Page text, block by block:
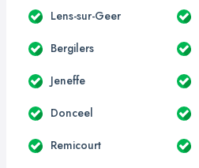
Lens-sur-Geer
Bergilers
Jeneffe
Donceel
Remicourt